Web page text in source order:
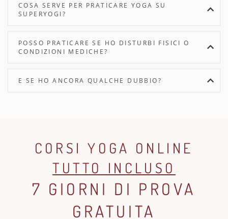
COSA SERVE PER PRATICARE YOGA SU
SUPERYOGI?
POSSO PRATICARE SE HO DISTURBI FISICI O
CONDIZIONI MEDICHE?
E SE HO ANCORA QUALCHE DUBBIO?
CORSI YOGA ONLINE
TUTTO INCLUSO
7 GIORNI DI PROVA
GRATUITA